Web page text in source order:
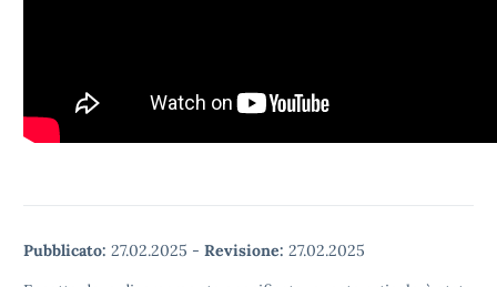
Pubblicato: 27.02.2025 - Revisione: 27.02.2025